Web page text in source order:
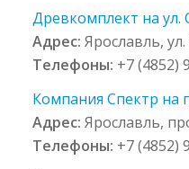
Древкомплект на ул.
Адрес:Ярославль,
Телефоны: +7 (4852)
Компания Спектр на
Адрес:Ярославль,
Телефоны: +7 (4852)